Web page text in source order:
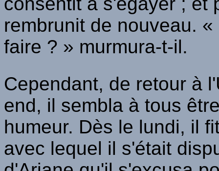
rembrunit de nouveau.
faire ? » murmura-t-il.
Cependant, de retour à
end, il sembla à tous
humeur. Dès le lundi, il
avec lequel il s'était